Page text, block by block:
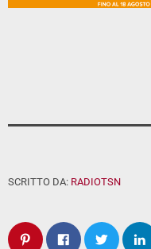
SCRITTO DA: RADIOTSN